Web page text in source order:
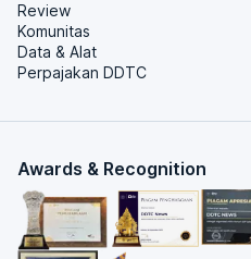
Review
Komunitas
Data & Alat
Perpajakan DDTC
Awards & Recognition